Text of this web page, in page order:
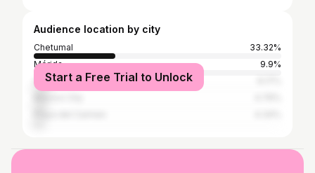
Audience location by city
Chetumal
33.32%
Mérida
9.9%
Cancun
Start a Free Trial to Unlock